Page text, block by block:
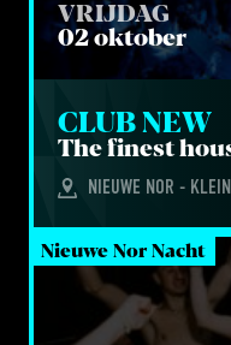
VRIJDAG
02 oktober
CLUB NEW
The finest
NIEUWE NOR -
Nieuwe Nor Nacht